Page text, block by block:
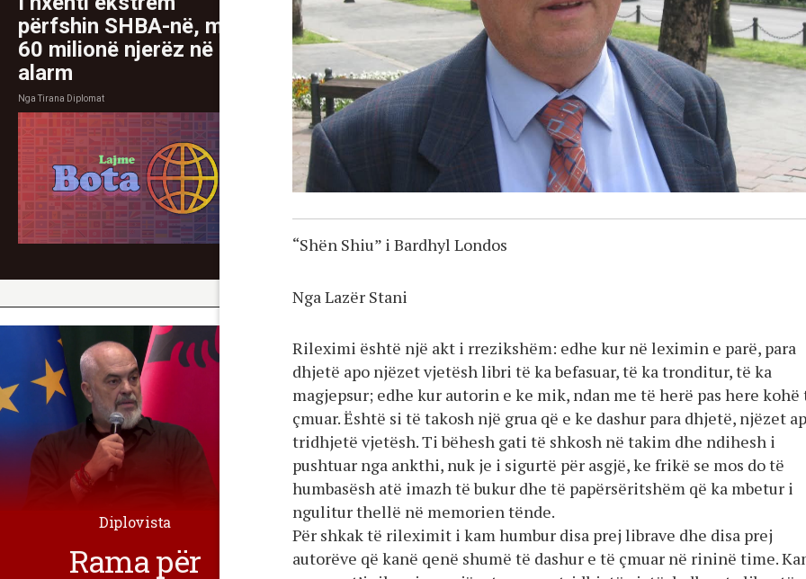
“Shën Shiu” i Bardhyl Londos
Nga Lazër Stani
Rileximi është një akt i rrezikshëm: edhe kur në leximin e parë, para
dhjetë apo njëzet vjetësh libri të ka befasuar, të ka tronditur, të ka
magjepsur; edhe kur autorin e ke mik, ndan me të herë pas here kohë
çmuar. Është si të takosh një grua që e ke dashur para dhjetë, njëzet
tridhjetë vjetësh. Ti bëhesh gati të shkosh në takim dhe ndihesh i
pushtuar nga ankthi, nuk je i sigurtë për asgjë, ke frikë se mos do të
humbasësh atë imazh të bukur dhe të papërsëritshëm që ka mbetur i
ngulitur thellë në memorien tënde.
Për shkak të rileximit i kam humbur disa prej librave dhe disa prej
autorëve që kanë qenë shumë të dashur e të çmuar në rininë time.
përfshin SHBA-në, mbi
60 milionë njerëz në
alarm
NgaTirana Diplomat
Diplovista
Rama për